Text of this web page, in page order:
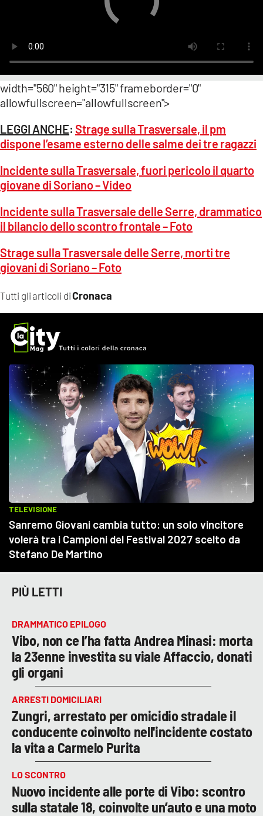
Tutti gli articoli diCronaca
width="560" height="315" frameborder="0"
allowfullscreen="allowfullscreen">
LEGGI ANCHE: Strage sulla Trasversale, il pm
dispone l’esame esterno delle salme dei tre ragazzi
Incidente sulla Trasversale, fuori pericolo il quarto
giovane di Soriano – Video
Incidente sulla Trasversale delle Serre, drammatico
il bilancio dello scontro frontale – Foto
Strage sulla Trasversale delle Serre, morti tre
giovani di Soriano – Foto
PIÙ LETTI
DRAMMATICO EPILOGO
Vibo, non ce l’ha fatta Andrea Minasi: morta
la 23enne investita su viale Affaccio, donati
gli organi
ARRESTI DOMICILIARI
Zungri, arrestato per omicidio stradale il
conducente coinvolto nell'incidente costato
la vita a Carmelo Purita
LO SCONTRO
Nuovo incidente alle porte di Vibo: scontro
sulla statale 18, coinvolte un’auto e una moto